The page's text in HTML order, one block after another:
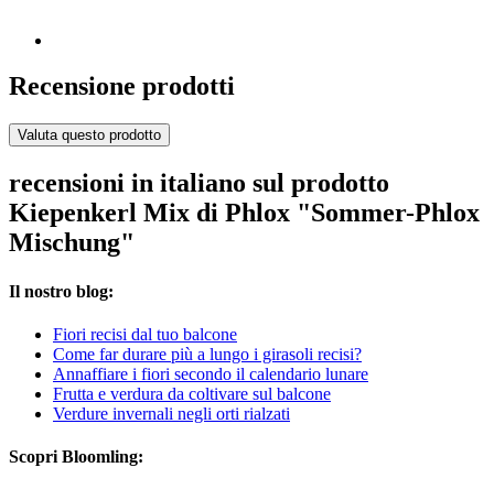
Recensione prodotti
Valuta questo prodotto
recensioni in italiano sul prodotto
Kiepenkerl Mix di Phlox "Sommer-Phlox
Mischung"
Il nostro blog:
Fiori recisi dal tuo balcone
Come far durare più a lungo i girasoli recisi?
Annaffiare i fiori secondo il calendario lunare
Frutta e verdura da coltivare sul balcone
Verdure invernali negli orti rialzati
Scopri Bloomling: